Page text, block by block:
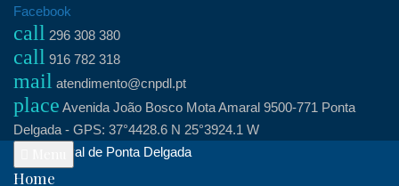
Skip
content
Facebook
call 296 308 380
call 916 782 318
mail atendimento@cnpdl.pt
place Avenida João Bosco Mota Amaral 9500-771 Ponta
Delgada - GPS: 37°4428.6 N 25°3924.1 W
Clube Naval de Ponta Delgada
Home